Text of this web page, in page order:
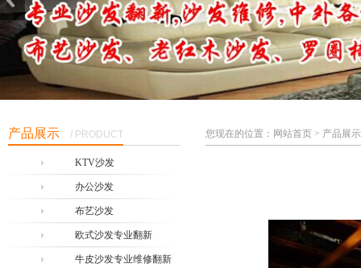
产品展示 / PRODUCT
KTV沙发
办公沙发
布艺沙发
欧式沙发专业翻新
牛皮沙发专业维修翻新
您现在的位置：网站首页 > 产品展示